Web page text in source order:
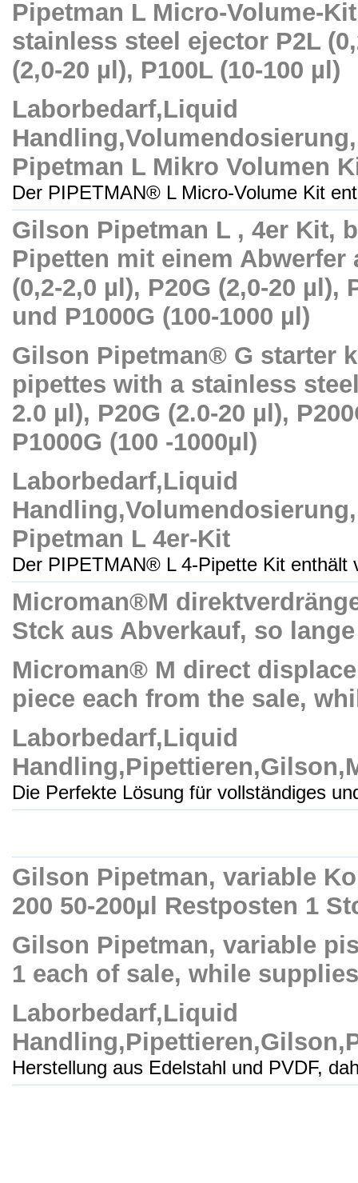
Pipetman L Micro-Volume-
stainless steel ejector P2L
(2,0-20 µl), P100L (10-100 µl)
Laborbedarf,Liquid
Pipetman L Mikro Volumen
Der PIPETMAN® L Micro-Volume Kit
Gilson Pipetman L , 4er Kit,
Pipetten mit einem Abwerfer
(0,2-2,0 µl), P20G (2,0-20 µl),
und P1000G (100-1000 µl)
Gilson Pipetman® G starter
pipettes with a stainless
2.0 µl), P20G (2.0-20 µl),
P1000G (100 -1000µl)
Laborbedarf,Liquid
Pipetman L 4er-Kit
Der PIPETMAN® L 4-Pipette Kit enthält
Microman®M
Stck aus Abverkauf, so
Microman® M direct
piece each from the sale,
Laborbedarf,Liquid
Die Perfekte Lösung für vollständiges
Gilson Pipetman, variable
200 50-200µl Restposten 1
Gilson Pipetman, variable
1 each of sale, while
Laborbedarf,Liquid
Herstellung aus Edelstahl und PVDF,